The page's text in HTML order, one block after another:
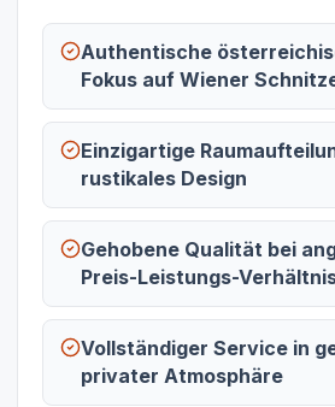
Authentische
Fokus auf Wiener
Einzigartige
rustikales Design
Gehobene Qualität bei
Preis-Leistungs-
Vollständiger Service in
privater Atmosphäre